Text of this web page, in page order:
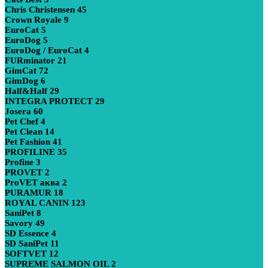
Chris Christensen 45
Crown Royale 9
EuroCat 5
EuroDog 5
EuroDog / EuroCat 4
FURminator 21
GimCat 72
GimDog 6
Half&Half 29
INTEGRA PROTECT 29
Josera 60
Pet Chef 4
Pet Clean 14
Pet Fashion 41
PROFILINE 35
Profine 3
PROVET 2
ProVET аква 2
PURAMUR 18
ROYAL CANIN 123
SaniPet 8
Savory 49
SD Essence 4
SD SaniPet 11
SOFTVET 12
SUPREME SALMON OIL2